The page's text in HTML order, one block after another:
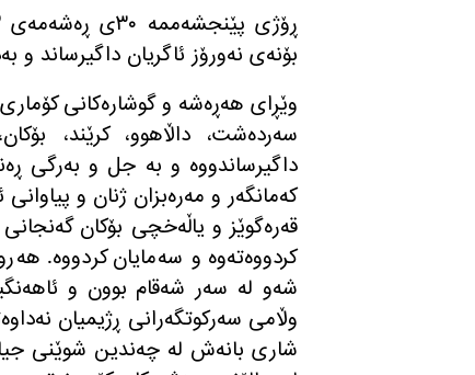
بۆنه‌ی نه‌ورۆز ئاگریان داگیرساند
وێڕای هه‌ڕه‌شه‌ و گوشاره‌كانی
سه‌رده‌شت، داڵاهوو، كرێند،
داگیرساندووه‌ و به‌ جل و به‌رگی
كه‌مانگه‌ر و مه‌ره‌بزان ژنان و
قه‌ره‌گوێز و یاڵه‌خچی بۆكان
كردووه‌ته‌وه‌ و سه‌مایان كردووه‌.
شه‌و له‌ سه‌ر شه‌قام بوون و
وڵامی سه‌ركوتگه‌رانی ڕژیمیان
شاری بانه‌ش له چه‌ندین شوێنی